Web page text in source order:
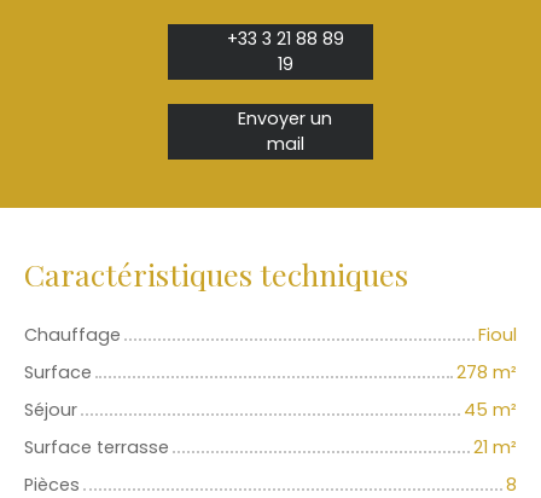
+33 3 21 88 89
19
Envoyer un
mail
Caractéristiques techniques
Chauffage
Fioul
Surface
278 m²
Séjour
45 m²
Surface terrasse
21 m²
Pièces
8